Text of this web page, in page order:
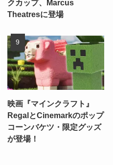
クカップ、Marcus
Theatresに登場
映画『マインクラフト』
RegalとCinemarkのポップ
コーンバケツ・限定グッズ
が登場！